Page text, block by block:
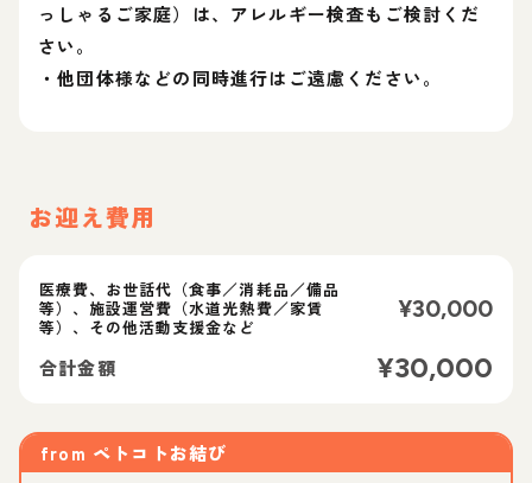
っしゃるご家庭）は、アレルギー検査もご検討くだ
さい。
・他団体様などの同時進行はご遠慮ください。
お迎え費用
医療費、お世話代（食事／消耗品／備品
等）、施設運営費（水道光熱費／家賃
等）、その他活動支援金など
¥30,000
合計金額 ¥30,000
from ペトコトお結び